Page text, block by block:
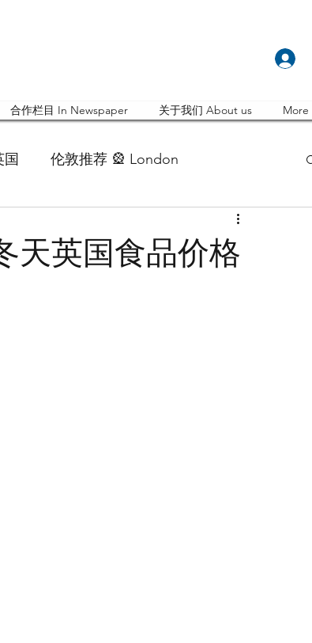
合作栏目 In Newspaper 关于我们 About us More
国 伦敦推荐 🎡 London
天英国食品价格